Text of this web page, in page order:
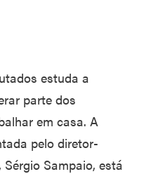
estuda a
parte dos
em casa. A
pelo diretor-
Sampaio, está